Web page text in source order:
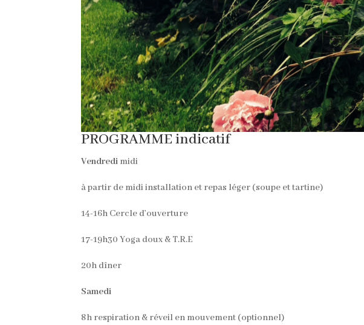
PROGRAMME indicatif
Vendredi midi
à partir de midi installation et repas léger (soupe et tartine)
14-16h Cercle d’ouverture
17-19h30 Yoga doux & T.R.E
20h dîner
Samedi
8h respiration & réveil en mouvement (optionnel)